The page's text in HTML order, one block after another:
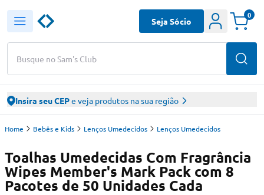
Busque no Sam's Club
Seja Sócio
0
Insira seu CEPe veja produtos na sua região
Home Bebês e Kids Lenços Umedecidos Lenços Umedecidos
Toalhas Umedecidas Com Fragrância
Wipes Member's Mark Pack com 8
Pacotes de 50 Unidades Cada